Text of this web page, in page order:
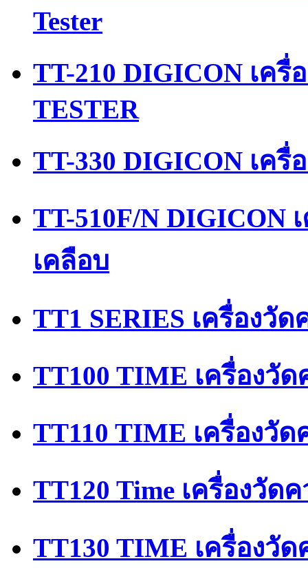
Tester
TT-210 DIGICON เค
TESTER
TT-330 DIGICON เครื่
TT-510F/N DIGICON
เคลือบ
TT1 SERIES เครื่องวั
TT100 TIME เครื่องวั
TT110 TIME เครื่องวั
TT120 Time เครื่องวัด
TT130 TIME เครื่องวั